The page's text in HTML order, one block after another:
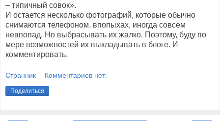
– типичный совок».
И остается несколько фотографий, которые обычно
снимаются телефоном, впопыхах, иногда совсем
невпопад. Но выбрасывать их жалко. Поэтому, буду по
мере возможностей их выкладывать в блоге. И
комментировать.
Странник Комментариев нет:
Поделиться